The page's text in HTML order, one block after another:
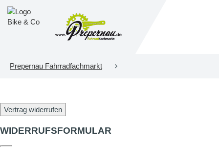
Prepernau Fahrradfachmarkt
Vertrag widerrufen
WIDERRUFSFORMULAR